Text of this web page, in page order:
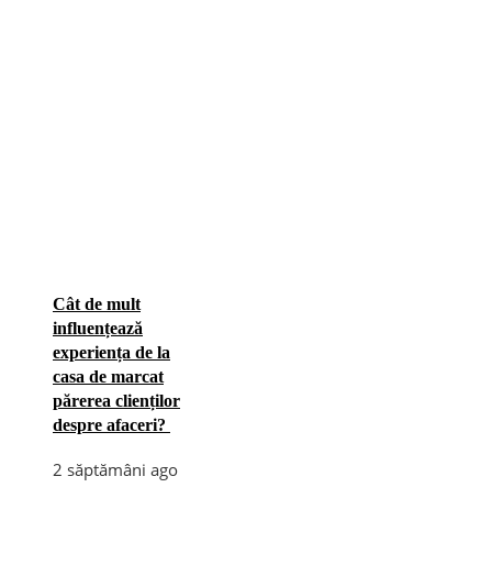
Cât de mult
influențează
experiența de la
casa de marcat
părerea clienților
despre afaceri?
2 săptămâni ago